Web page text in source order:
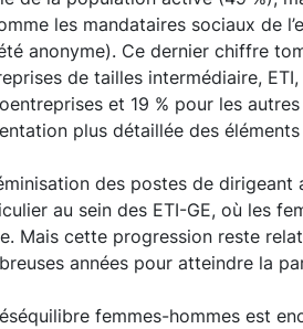
les mandataires sociaux de
anonyme). Ce dernier chiffre
de tailles intermédiaire,
et 19 % pour les
plus détaillée des
des postes de dirigeant
au sein des ETI-GE, où les
Mais cette progression reste
années pour atteindre la
femmes-hommes est